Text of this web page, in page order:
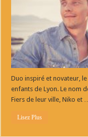
Duo inspiré et novateur,
enfants de Lyon. Le nom
Fiers de leur ville, Niko et
Lisez Plus